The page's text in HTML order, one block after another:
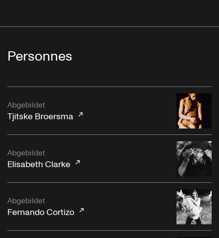
Personnes
Abgebildet
Tjitske Broersma
Abgebildet
Elisabeth Clarke
Abgebildet
Fernando Cortizo